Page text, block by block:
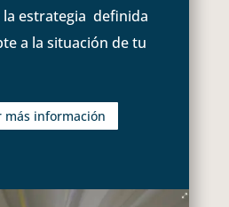
estrategia definida
a la situación de tu
más información